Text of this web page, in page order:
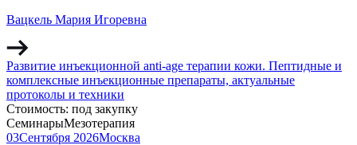
Вацкель Мария Игоревна
Развитие инъекционной anti-age терапии кожи. Пептидные и
комплексные инъекционные препараты, актуальные
протоколы и техники
Стоимость: под закупку
СеминарыМезотерапия
03Сентября 2026Москва